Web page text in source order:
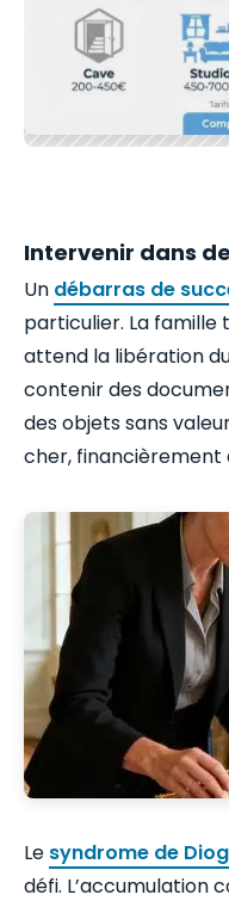
Intervenir dans
Un débarras de
particulier. La famille
attend la libération
contenir des
des objets sans
cher, financièrement
Le syndrome de
défi. L’accumulation